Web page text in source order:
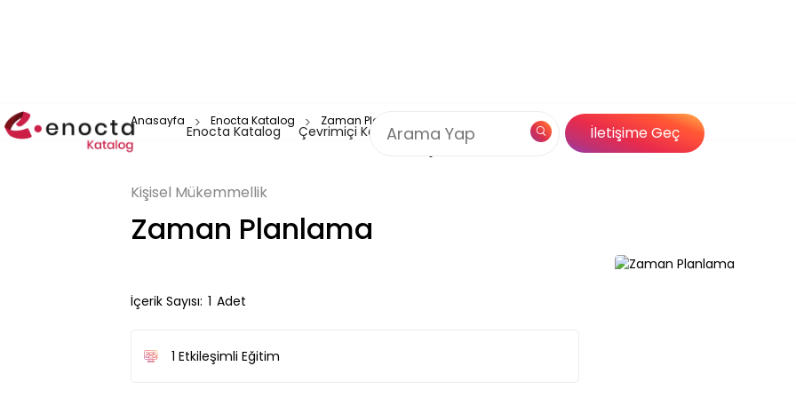
Enocta Katalog Çevrimiçi Katalog
Özel İçerik
Çözümleri
İletişime Geç
Anasayfa Enocta Katalog Zaman Planlama
Kişisel Mükemmellik
Zaman Planlama
İçerik Sayısı: 1 Adet
1 Etkileşimli Eğitim